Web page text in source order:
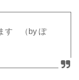
す （by ぽ